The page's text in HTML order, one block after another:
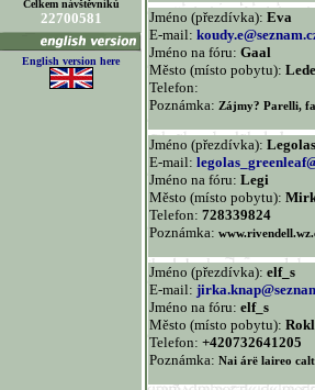
Celkem návštěvníků
22700581
English version here
Jméno (přezdívka): Eva
E-mail:
Jméno na fóru: Gaal
Město (místo pobytu):
Telefon:
Poznámka: Zájmy? Parelli,
Jméno (přezdívka):
E-mail:
Jméno na fóru: Legi
Město (místo pobytu):
Telefon: 728339824
Poznámka:
Jméno (přezdívka): elf_s
E-mail:
Jméno na fóru: elf_s
Město (místo pobytu):
Telefon: +420732641205
Poznámka: Nai árë laireo